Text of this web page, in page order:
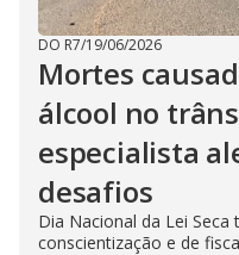
DO R7/19/06/2026
Mortes
álcool no
especialista
desafios
Dia Nacional da Lei
conscientização e de